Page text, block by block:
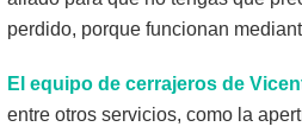
perdido, porque funcionan
El equipo de cerrajeros de
entre otros servicios, como la